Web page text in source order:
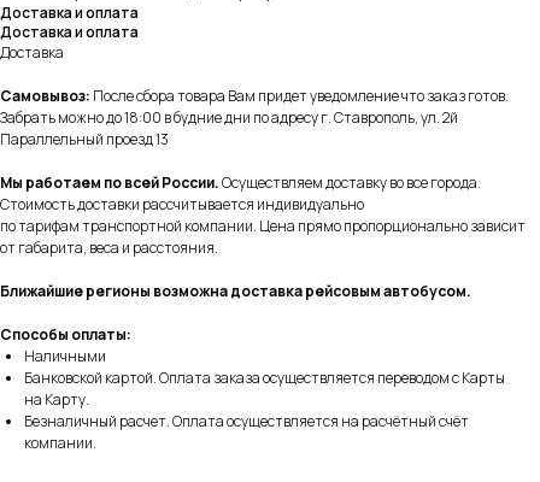
Доставка и оплата
Доставка и оплата
Доставка
Самовывоз: После сбора товара Вам придет уведомление что заказ готов.
Забрать можно до 18:00 в будние дни по адресу г. Ставрополь, ул. 2й
Параллельный проезд 13
Мы работаем по всей России.Осуществляем доставку во все города.
Стоимость доставки рассчитывается индивидуально
по тарифам транспортной компании. Цена прямо пропорционально зависит
от габарита, веса и расстояния.
Ближайшие регионы возможна доставка рейсовым автобусом.
Способы оплаты:
Наличными
Банковской картой. Оплата заказа осуществляется переводом с Карты
на Карту.
Безналичный расчет. Оплата осуществляется на расчётный счёт
компании.